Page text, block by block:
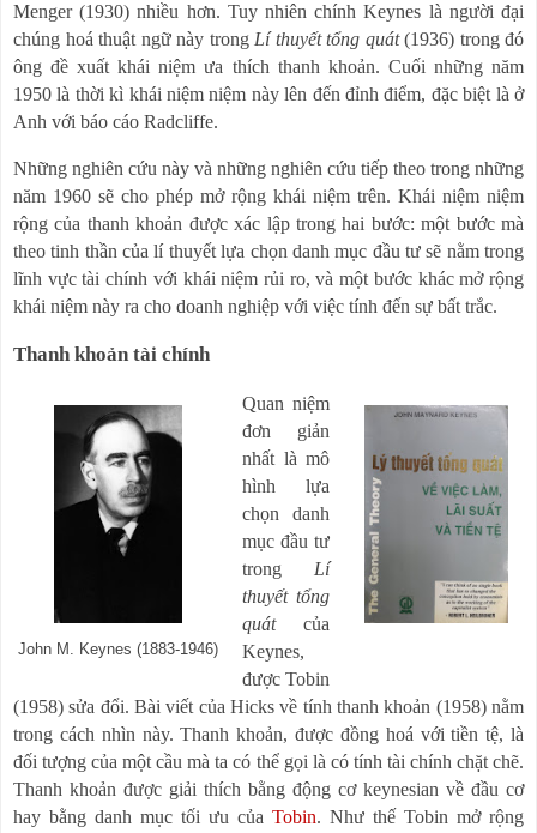
Menger (1930) nhiều hơn. Tuy nhiên chính Keynes là người đại
chúng hoá thuật ngữ này trong Lí thuyết tổng quát(1936) trong đó
ông đề xuất khái niệm ưa thích thanh khoản. Cuối những năm
1950 là thời kì khái niệm niệm này lên đến đỉnh điểm, đặc biệt là ở
Anh với báo cáo Radcliffe.
Những nghiên cứu này và những nghiên cứu tiếp theo trong những
năm 1960 sẽ cho phép mở rộng khái niệm trên. Khái niệm niệm
rộng của thanh khoản được xác lập trong hai bước: một bước mà
theo tinh thần của lí thuyết lựa chọn danh mục đầu tư sẽ nằm trong
lĩnh vực tài chính với khái niệm rủi ro, và một bước khác mở rộng
khái niệm này ra cho doanh nghiệp với việc tính đến sự bất trắc.
Thanh khoản tài chính
John M. Keynes (1883-1946)
Quan niệm
đơn giản
nhất là mô
hình lựa
chọn danh
mục đầu tư
trong Lí
thuyết tổng
quátcủa
Keynes,
được Tobin
(1958) sửa đổi. Bài viết của Hicks về tính thanh khoản (1958) nằm
trong cách nhìn này. Thanh khoản, được đồng hoá với tiền tệ, là
đối tượng của một cầu mà ta có thể gọi là có tính tài chính chặt chẽ.
Thanh khoản được giải thích bằng động cơ keynesian về đầu cơ
hay bằng danh mục tối ưu của Tobin. Như thế Tobin mở rộng